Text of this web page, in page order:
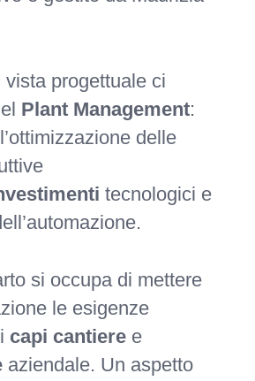
vista progettuale ci
Plant Management:
delle
tecnologici e
si occupa di mettere
le esigenze
capi cantiere e
aziendale. Un aspetto